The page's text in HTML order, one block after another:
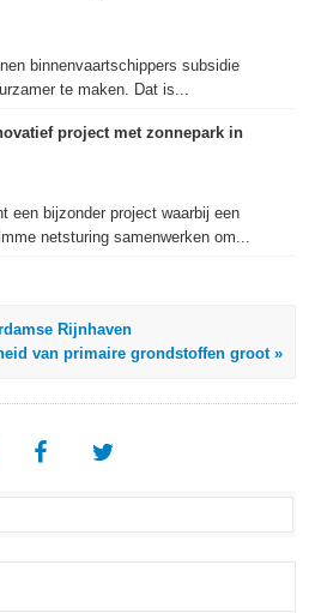
binnenvaartschippers subsidie
te maken. Dat is...
project met zonnepark in
een bijzonder project waarbij een
netsturing samenwerken om...
Rijnhaven
van primaire grondstoffen groot »